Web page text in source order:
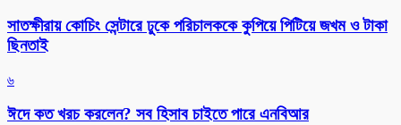
সাতক্ষীরায় কোচিং সেন্টারে ঢুকে পরিচালককে কুপিয়ে পিটিয়ে জখম ও টাকা
ছিনতাই
৬
ঈদে কত খরচ করলেন? সব হিসাব চাইতে পারে এনবিআর